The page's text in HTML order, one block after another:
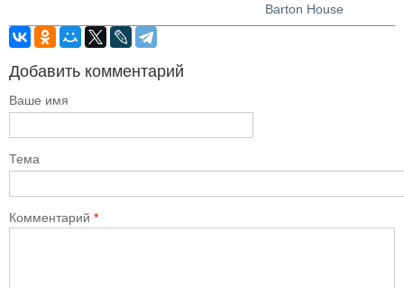
Barton House
Добавить комментарий
Ваше имя
Тема
Комментарий *